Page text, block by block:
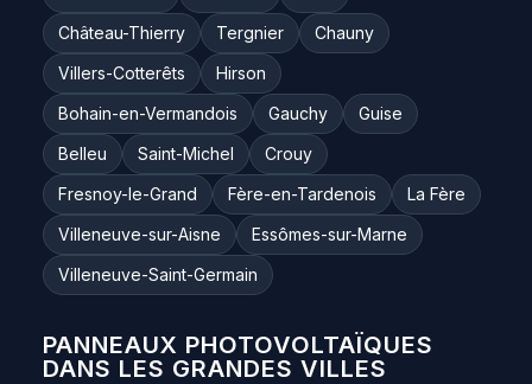
Château-Thierry
Tergnier
Chauny
Villers-Cotterêts
Hirson
Bohain-en-Vermandois
Gauchy
Guise
Belleu
Saint-Michel
Crouy
Fresnoy-le-Grand
Fère-en-Tardenois
La Fère
Villeneuve-sur-Aisne
Essômes-sur-Marne
Villeneuve-Saint-Germain
PANNEAUX PHOTOVOLTAÏQUES
DANS LES GRANDES VILLES